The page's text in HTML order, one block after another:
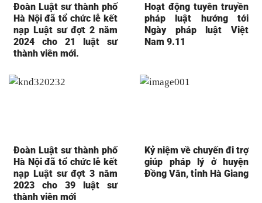
Đoàn Luật sư thành phố
Hà Nội đã tổ chức lễ kết
nạp Luật sư đợt 2 năm
2024 cho 21 luật sư
thành viên mới.
Hoạt động tuyên truyền
pháp luật hướng tới
Ngày pháp luật Việt
Nam 9.11
Đoàn Luật sư thành phố
Hà Nội đã tổ chức lễ kết
nạp Luật sư đợt 3 năm
2023 cho 39 luật sư
thành viên mới
Kỷ niệm về chuyến đi trợ
giúp pháp lý ở huyện
Đồng Văn, tỉnh Hà Giang